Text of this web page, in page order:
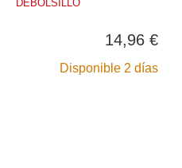
DEBOLSILLO
14,96 €
Disponible 2 días